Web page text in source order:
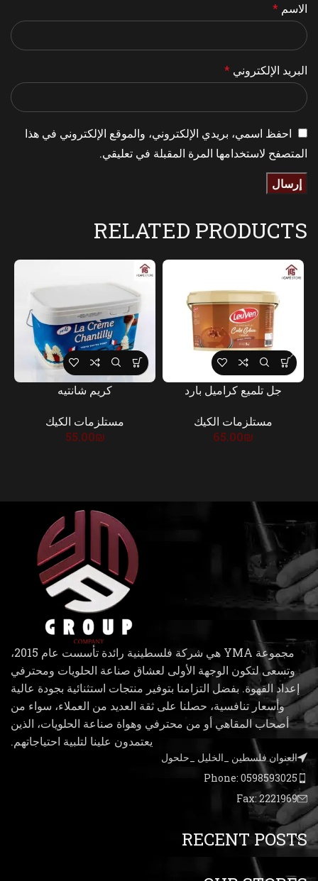
الاسم *
البريد الإلكتروني *
احفظ اسمي، بريدي الإلكتروني، والموقع الإلكتروني في هذا
المتصفح لاستخدامها المرة المقبلة في تعليقي.
RELATED PRODUCTS
جل تلميع كراميل بارد
مستلزمات الكيك
65.00₪
كريم شانتيه
مستلزمات الكيك
55.00₪
مجموعة YMA هي شركة فلسطينية رائدة تأسست عام 2015،
وتسعى لتكون الوجهة الأولى لعشاق صناعة الحلويات ومحترفي
إعداد القهوة. بفضل التزامنا بتوفير منتجات استثنائية بجودة عالية
وأسعار تنافسية، حصلنا على ثقة العديد من العملاء، سواء من
أصحاب المقاهي أو من محترفي وهواة صناعة الحلويات، الذين
يعتمدون علينا لتلبية احتياجاتهم.
العنوان فلسطين _الخليل _حلحول
Phone: 0598593025
Fax: 2221969
RECENT POSTS